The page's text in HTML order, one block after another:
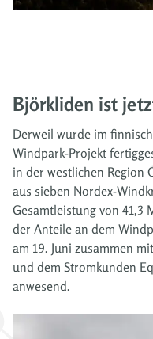
Björkliden ist
Derweil wurde im
Windpark-Projekt
in der westlichen Region
aus sieben Nordex-
Gesamtleistung von 41,3
der Anteile an dem
am 19. Juni zusammen
und dem Stromkunden
anwesend.